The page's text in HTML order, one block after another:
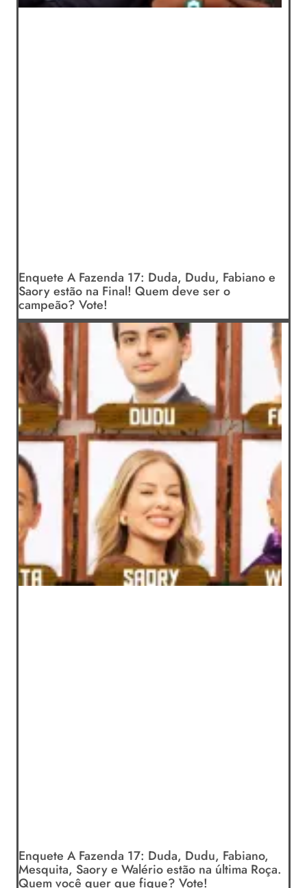
Enquete A Fazenda 17: Duda, Dudu, Fabiano e
Saory estão na Final! Quem deve ser o
campeão? Vote!
Enquete A Fazenda 17: Duda, Dudu, Fabiano,
Mesquita, Saory e Walério estão na última Roça.
Quem você quer que fique? Vote!